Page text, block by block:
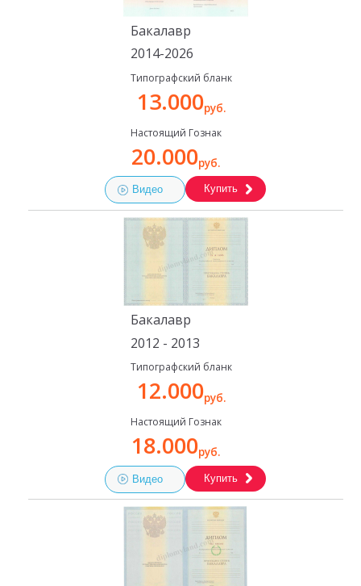
Бакалавр
2014-2026
Типографский бланк
13.000руб.
Настоящий Гознак
20.000руб.
Видео Купить
Бакалавр
2012 - 2013
Типографский бланк
12.000руб.
Настоящий Гознак
18.000руб.
Видео Купить